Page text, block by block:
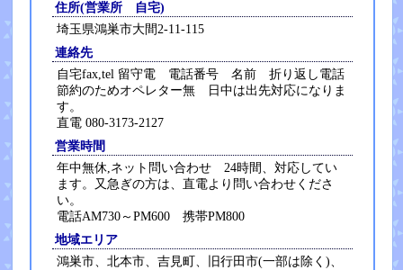
住所(営業所 自宅)
埼玉県鴻巣市大間2-11-115
連絡先
自宅fax,tel 留守電 電話番号 名前 折り返し電話
節約のためオペレター無 日中は出先対応になりま
す。
直電 080-3173-2127
営業時間
年中無休,ネット問い合わせ 24時間、対応してい
ます。又急ぎの方は、直電より問い合わせくださ
い。
電話AM730～PM600 携帯PM800
地域エリア
鴻巣市、北本市、吉見町、旧行田市(一部は除く)、